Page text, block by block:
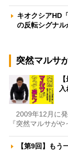
キオクシアHD
の反転シグナ
突然マルサ
2009年12月に発
『突然マルサが
【第9回】も